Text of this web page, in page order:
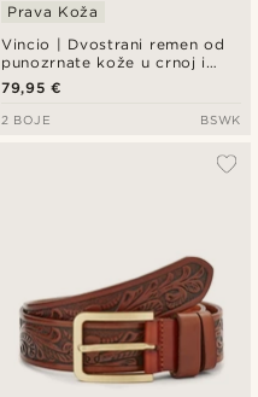
Vincio | Dvostrani remen od
punozrnate kože u crnoj i
smeđoj boji
Prava Koža
79,95 €
2 BOJE BSWK